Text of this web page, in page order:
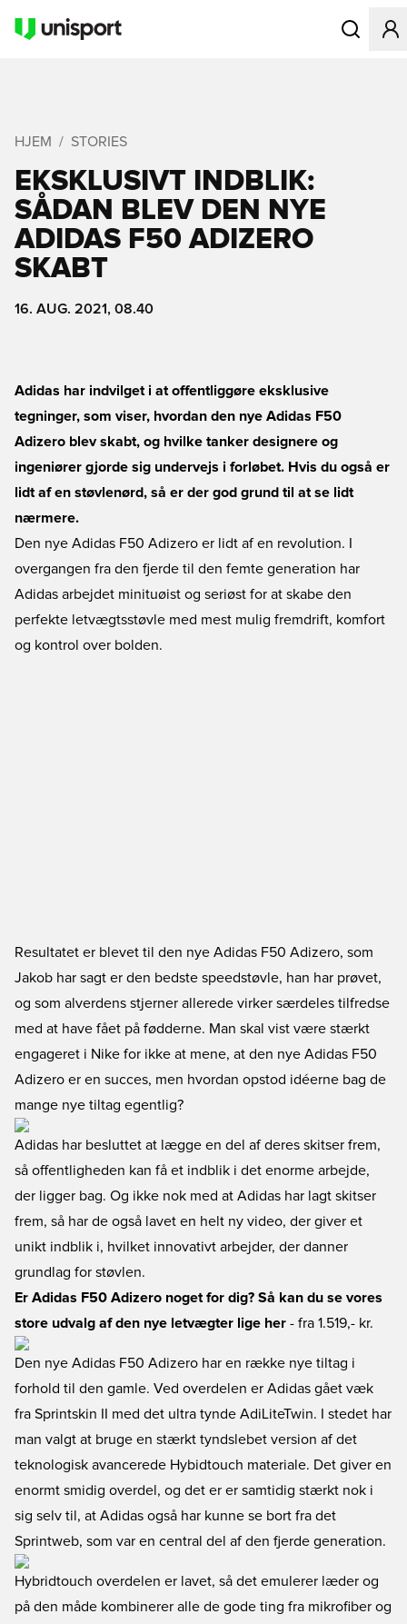
Åbner en
HJEM STORIES
EKSKLUSIVT INDBLIK:
SÅDAN BLEV DEN NYE
ADIDAS F50 ADIZERO
SKABT
16. AUG. 2021, 08.40
Adidas har indvilget i at offentliggøre eksklusive
tegninger, som viser, hvordan den nye Adidas F50
Adizero blev skabt, og hvilke tanker designere og
ingeniører gjorde sig undervejs i forløbet. Hvis du også er
lidt af en støvlenørd, så er der god grund til at se lidt
nærmere.
Den nye Adidas F50 Adizero er lidt af en revolution. I
overgangen fra den fjerde til den femte generation har
Adidas arbejdet minituøist og seriøst for at skabe den
perfekte letvægtsstøvle med mest mulig fremdrift, komfort
og kontrol over bolden.
Resultatet er blevet til den nye Adidas F50 Adizero, som
Jakob har sagt er den bedste speedstøvle, han har prøvet,
og som alverdens stjerner allerede virker særdeles tilfredse
med at have fået på fødderne. Man skal vist være stærkt
engageret i Nike for ikke at mene, at den nye Adidas F50
Adizero er en succes, men hvordan opstod idéerne bag de
mange nye tiltag egentlig?
Adidas har besluttet at lægge en del af deres skitser frem,
så offentligheden kan få et indblik i det enorme arbejde,
der ligger bag. Og ikke nok med at Adidas har lagt skitser
frem, så har de også lavet en helt ny video, der giver et
unikt indblik i, hvilket innovativt arbejder, der danner
grundlag for støvlen.
Er Adidas F50 Adizero noget for dig? Så kan du se vores
store udvalg af den nye letvægter lige her - fra 1.519,- kr.
Den nye Adidas F50 Adizero har en række nye tiltag i
forhold til den gamle. Ved overdelen er Adidas gået væk
fra Sprintskin II med det ultra tynde AdiLiteTwin. I stedet har
man valgt at bruge en stærkt tyndslebet version af det
teknologisk avancerede Hybidtouch materiale. Det giver en
enormt smidig overdel, og det er er samtidig stærkt nok i
sig selv til, at Adidas også har kunne se bort fra det
Sprintweb, som var en central del af den fjerde generation.
Hybridtouch overdelen er lavet, så det emulerer læder og
på den måde kombinerer alle de gode ting fra mikrofiber og